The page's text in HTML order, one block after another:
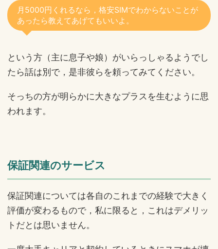
月5000円くれるなら，格安SIMでわからないことが
あったら教えてあげてもいいよ。
という方（主に息子や娘）がいらっしゃるようでし
たら話は別で，是非彼らを頼ってみてください。
そっちの方が明らかに大きなプラスを生むように思
われます。
保証関連のサービス
保証関連については各自のこれまでの経験で大きく
評価が変わるもので，私に限ると，これはデメリッ
トだとは思いません。